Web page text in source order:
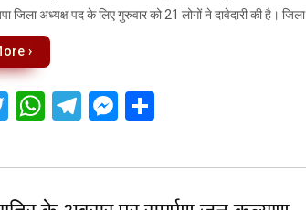
जिला अध्यक्ष पद के लिए गुरुवार को 21 लोगों ने दावेदारी की है। जिला
›
T
tt
er
W
at
s
T
e
M
se
S
ar